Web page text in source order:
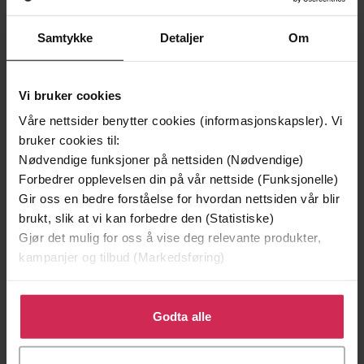
Samtykke Detaljer Om
Vi bruker cookies
Våre nettsider benytter cookies (informasjonskapsler). Vi
bruker cookies til:
Nødvendige funksjoner på nettsiden (Nødvendige)
Forbedrer opplevelsen din på vår nettside (Funksjonelle)
Gir oss en bedre forståelse for hvordan nettsiden vår blir
brukt, slik at vi kan forbedre den (Statistiske)
Gjør det mulig for oss å vise deg relevante produkter,
kampanjer og tilbud (Markedsføring)
Klikk på «Godta alle» for å gi oss ditt samtykke til å
bruke cookies for alle disse formålene. Du kan også
tilpasse ditt samtykke til spesifikke formål ved å klikke
Godta alle
199,-
Minnesota
Jo Nesbø
Utskudd